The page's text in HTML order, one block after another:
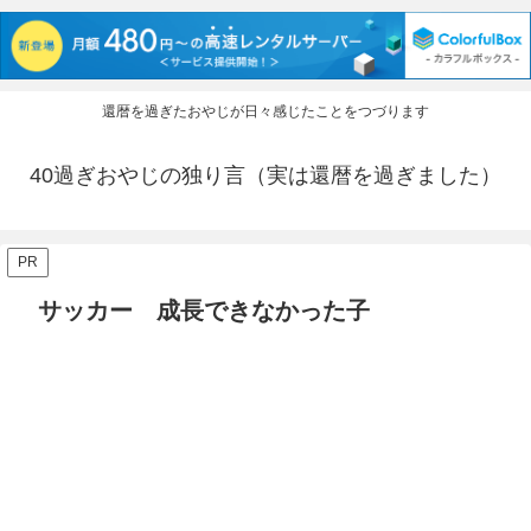
還暦を過ぎたおやじが日々感じたことをつづります
40過ぎおやじの独り言（実は還暦を過ぎました）
PR
サッカー 成長できなかった子